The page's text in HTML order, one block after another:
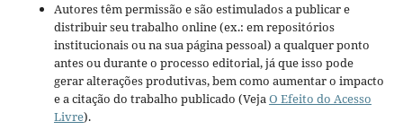
Autores têm permissão e são estimulados a publicar e
distribuir seu trabalho online (ex.: em repositórios
institucionais ou na sua página pessoal) a qualquer ponto
antes ou durante o processo editorial, já que isso pode
gerar alterações produtivas, bem como aumentar o impacto
e a citação do trabalho publicado (VejaO Efeito do Acesso
Livre).